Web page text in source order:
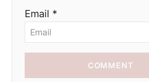
Email *
COMMENT